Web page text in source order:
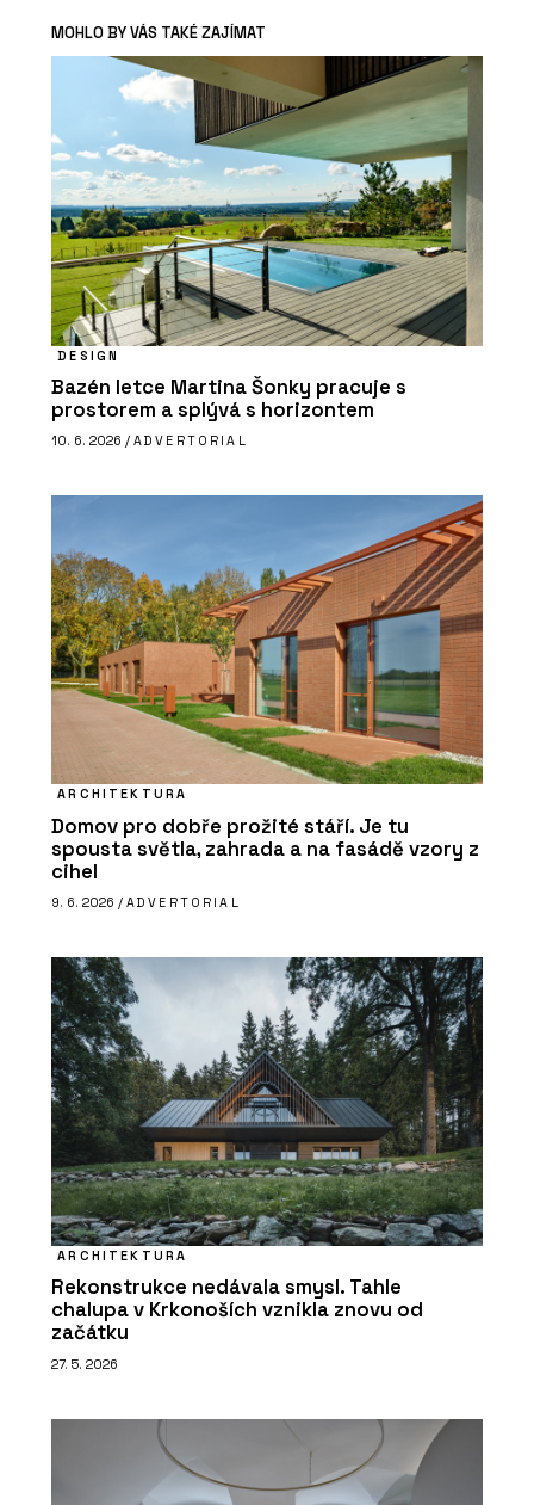
MOHLO BY VÁS TAKÉ ZAJÍMAT
DESIGN
Bazén letce Martina Šonky pracuje s
prostorem a splývá s horizontem
10. 6. 2026 / ADVERTORIAL
ARCHITEKTURA
Domov pro dobře prožité stáří. Je tu
spousta světla, zahrada a na fasádě vzory z
cihel
9. 6. 2026 / ADVERTORIAL
ARCHITEKTURA
Rekonstrukce nedávala smysl. Tahle
chalupa v Krkonoších vznikla znovu od
začátku
27. 5. 2026